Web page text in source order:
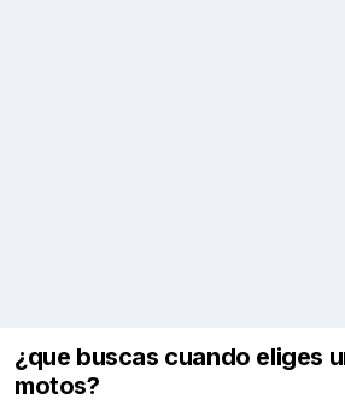
¿que buscas cuando eliges
motos?